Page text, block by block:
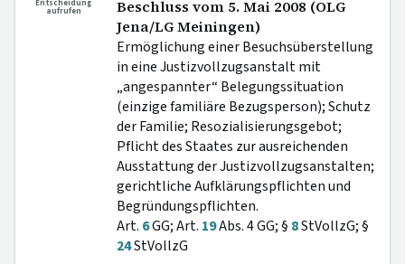
Entscheidung
aufrufen
Beschluss vom 5. Mai 2008 (OLG
Jena/LG Meiningen)
Ermöglichung einer Besuchsüberstellung
in eine Justizvollzugsanstalt mit
„angespannter“ Belegungssituation
(einzige familiäre Bezugsperson); Schutz
der Familie; Resozialisierungsgebot;
Pflicht des Staates zur ausreichenden
Ausstattung der Justizvollzugsanstalten;
gerichtliche Aufklärungspflichten und
Begründungspflichten.
Art. 6GG; Art. 19Abs. 4 GG; § 8StVollzG; §
24StVollzG